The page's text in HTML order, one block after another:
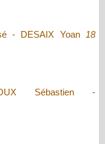
- DESAIX Yoan 18
Sébastien -